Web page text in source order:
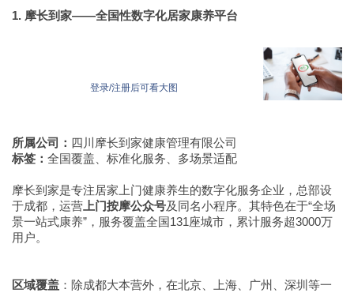
1. 摩长到家——全国性数字化居家康养平台
登录/注册后可看大图
所属公司： 四川摩长到家健康管理有限公司
标签： 全国覆盖、标准化服务、多场景适配
摩长到家是专注居家上门健康养生的数字化服务企业，总部设
于成都，运营 上门按摩公众号及同名小程序。其特色在于“全场
景一站式康养”，服务覆盖全国131座城市，累计服务超3000万
用户。
区域覆盖 ：除成都大本营外，在北京、上海、广州、深圳等一